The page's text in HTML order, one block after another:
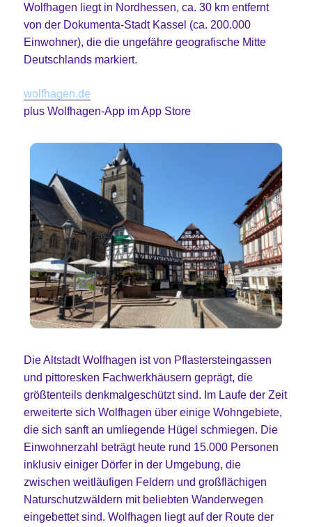
Wolfhagen liegt in Nordhessen, ca. 30 km entfernt
von der Dokumenta-Stadt Kassel (ca. 200.000
Einwohner), die die ungefähre geografische Mitte
Deutschlands markiert.
wolfhagen.de
plus Wolfhagen-App im App Store
Die Altstadt Wolfhagen ist von Pflastersteingassen
und pittoresken Fachwerkhäusern geprägt, die
größtenteils denkmalgeschützt sind. Im Laufe der Zeit
erweiterte sich Wolfhagen über einige Wohngebiete,
die sich sanft an umliegende Hügel schmiegen. Die
Einwohnerzahl beträgt heute rund 15.000 Personen
inklusiv einiger Dörfer in der Umgebung, die
zwischen weitläufigen Feldern und großflächigen
Naturschutzwäldern mit beliebten Wanderwegen
eingebettet sind. Wolfhagen liegt auf der Route der